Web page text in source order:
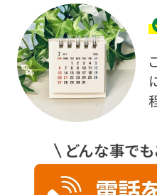
どんな事で